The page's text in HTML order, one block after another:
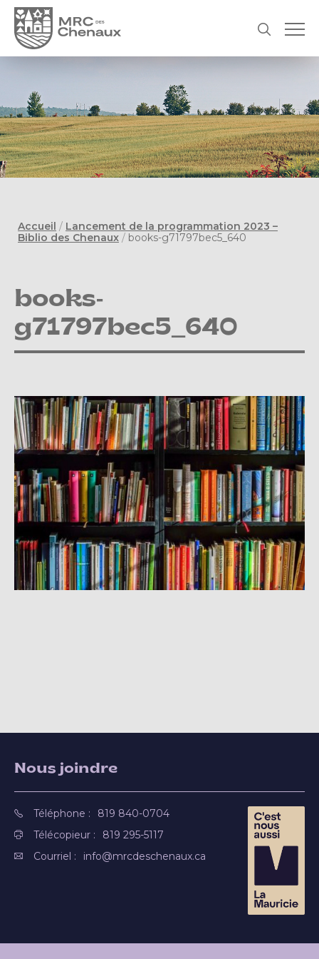
Accueil / Lancement de la programmation 2023 –
Biblio des Chenaux / books-g71797bec5_640
books-
g71797bec5_640
Nous joindre
Téléphone :
819 840-0704
Télécopieur :
819 295-5117
Courriel :
info@mrcdeschenaux.ca